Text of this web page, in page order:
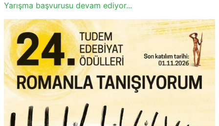
Yarışma başvurusu devam ediyor...